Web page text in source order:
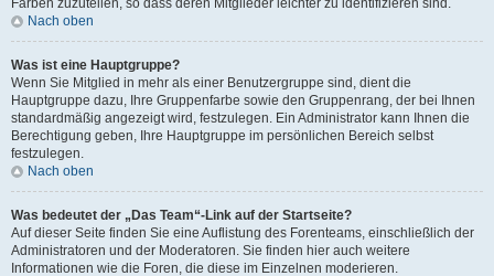
Farben zuzuteilen, so dass deren Mitglieder leichter zu identifizieren sind.
Nach oben
Was ist eine Hauptgruppe?
Wenn Sie Mitglied in mehr als einer Benutzergruppe sind, dient die
Hauptgruppe dazu, Ihre Gruppenfarbe sowie den Gruppenrang, der bei Ihnen
standardmäßig angezeigt wird, festzulegen. Ein Administrator kann Ihnen die
Berechtigung geben, Ihre Hauptgruppe im persönlichen Bereich selbst
festzulegen.
Nach oben
Was bedeutet der „Das Team“-Link auf der Startseite?
Auf dieser Seite finden Sie eine Auflistung des Forenteams, einschließlich der
Administratoren und der Moderatoren. Sie finden hier auch weitere
Informationen wie die Foren, die diese im Einzelnen moderieren.